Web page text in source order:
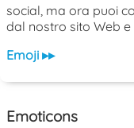
social, ma ora puoi
dal nostro sito Web
Emoji ▸▸
Emoticons